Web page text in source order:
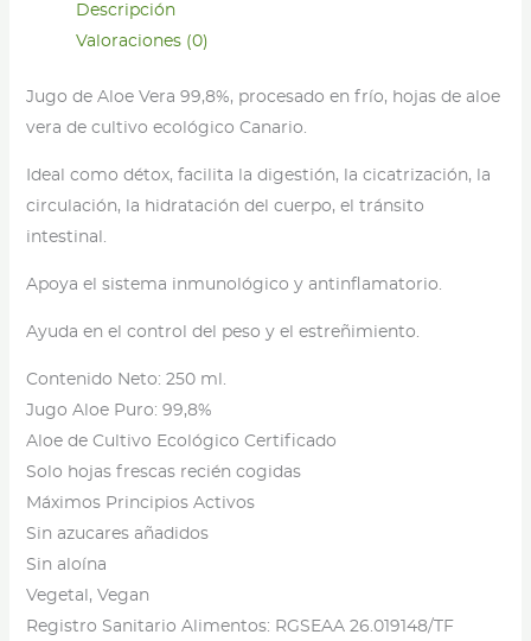
Canarias
250ml
cantidad
Descripción
Valoraciones (0)
Jugo de Aloe Vera 99,8%, procesado en frío, hojas de aloe
vera de cultivo ecológico Canario.
Ideal como détox, facilita la digestión, la cicatrización, la
circulación, la hidratación del cuerpo, el tránsito
intestinal.
Apoya el sistema inmunológico y antinflamatorio.
Ayuda en el control del peso y el estreñimiento.
Contenido Neto: 250 ml.
Jugo Aloe Puro: 99,8%
Aloe de Cultivo Ecológico Certificado
Solo hojas frescas recién cogidas
Máximos Principios Activos
Sin azucares añadidos
Sin aloína
Vegetal, Vegan
Registro Sanitario Alimentos: RGSEAA 26.019148/TF